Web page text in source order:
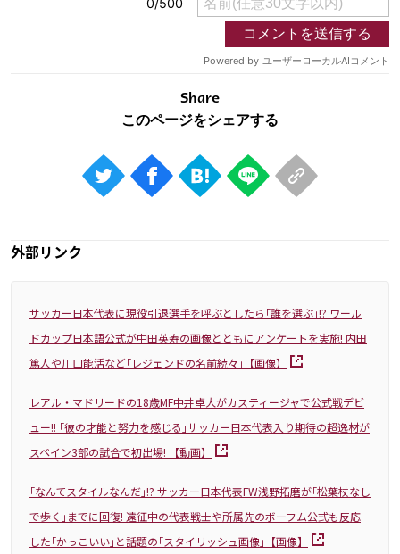
Share
外部リンク
サッカー日本代表に現役引退選手を呼ぶとしたら｢誰を選ぶ｣!? ワール
ドカップ日本語公式が中田英寿の画像とともにアンケートを実施! 内田
篤人や川口能活など｢レジェンドの名前続々｣【画像】
レアル・マドリードの18歳MF中井卓大がカスティージャで公式戦デビ
ュー!! ｢彼の才能と努力を感じる｣サッカー日本代表入り期待の超逸材が
スペイン3部の試合で初出場! 【動画】
｢なんてスタイルなんだ｣!? サッカー日本代表FW浅野拓磨が｢松葉杖なし
で歩く｣までに回復! 遠征中の代表戦士や所属先のボーフム公式も反応
した｢かっこいい｣と話題の｢スタイリッシュ画像｣【画像】